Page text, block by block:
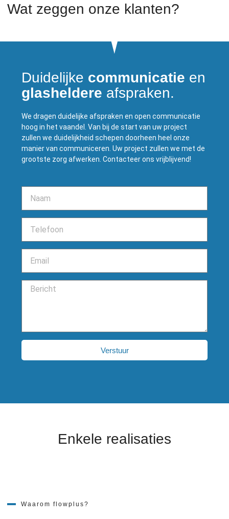
Wat zeggen onze klanten?
Duidelijke communicatie en
glasheldere afspraken.
We dragen duidelijke afspraken en open communicatie
hoog in het vaandel. Van bij de start van uw project
zullen we duidelijkheid schepen doorheen heel onze
manier van communiceren. Uw project zullen we met de
grootste zorg afwerken. Contacteer ons vrijblijvend!
Verstuur
Enkele realisaties
Waarom flowplus?